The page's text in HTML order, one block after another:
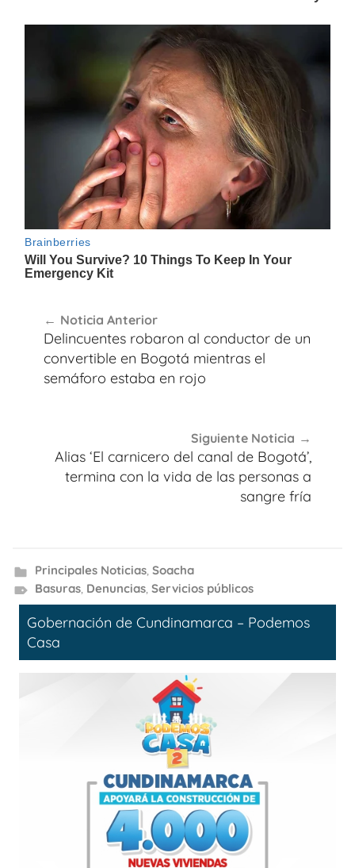
de
entradas
Noticia Anterior
Delincuentes robaron al conductor de un
convertible en Bogotá mientras el
semáforo estaba en rojo
Siguiente Noticia
Alias ‘El carnicero del canal de Bogotá’,
termina con la vida de las personas a
sangre fría
Principales Noticias, Soacha
Basuras, Denuncias, Servicios públicos
Gobernación de Cundinamarca – Podemos
Casa